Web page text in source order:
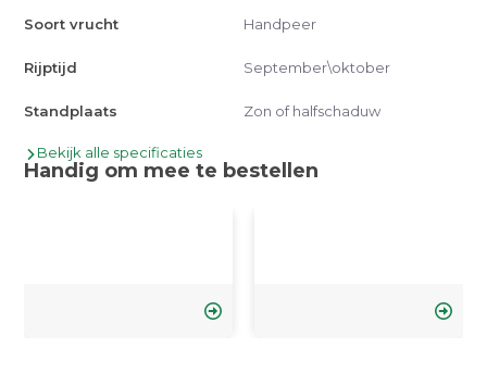
Soort vrucht Handpeer
Rijptijd September\oktober
Standplaats Zon of halfschaduw
Bekijk alle specificaties
Handig om mee te bestellen